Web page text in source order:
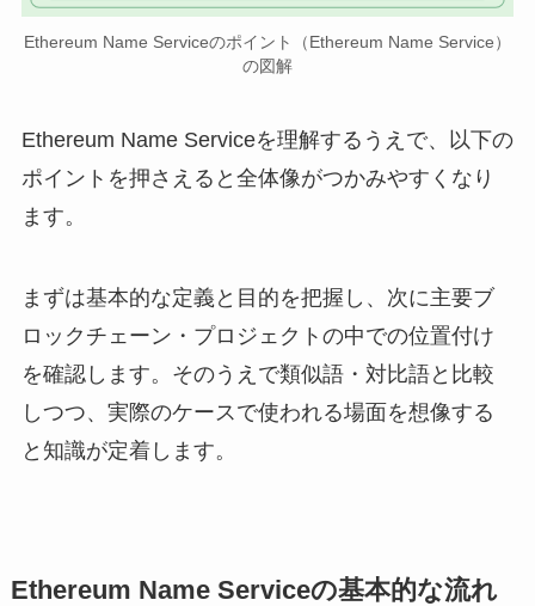
Ethereum Name Serviceのポイント（Ethereum Name Service）
の図解
Ethereum Name Serviceを理解するうえで、以下の
ポイントを押さえると全体像がつかみやすくなり
ます。
まずは基本的な定義と目的を把握し、次に主要ブ
ロックチェーン・プロジェクトの中での位置付け
を確認します。そのうえで類似語・対比語と比較
しつつ、実際のケースで使われる場面を想像する
と知識が定着します。
Ethereum Name Serviceの基本的な流れ